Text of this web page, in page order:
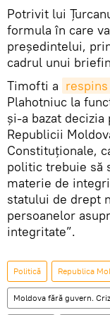
Potrivit lui
formula în care
preşedintelui,
cadrul unui
Timofti a respins
Plahotniuc la
şi-a bazat
Republicii
Constituționale,
politic trebuie să
materie de
statului de drept
persoanelor
integritate”.
Politică Republica
Moldova fără guvern.